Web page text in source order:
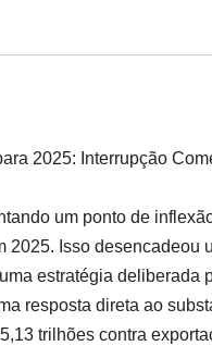
2025: Interrupção
um ponto de
2025. Isso
estratégia
resposta direta ao
trilhões contra